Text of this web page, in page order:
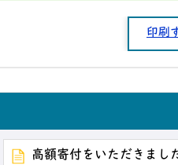
印刷
高額寄付をいただきまし